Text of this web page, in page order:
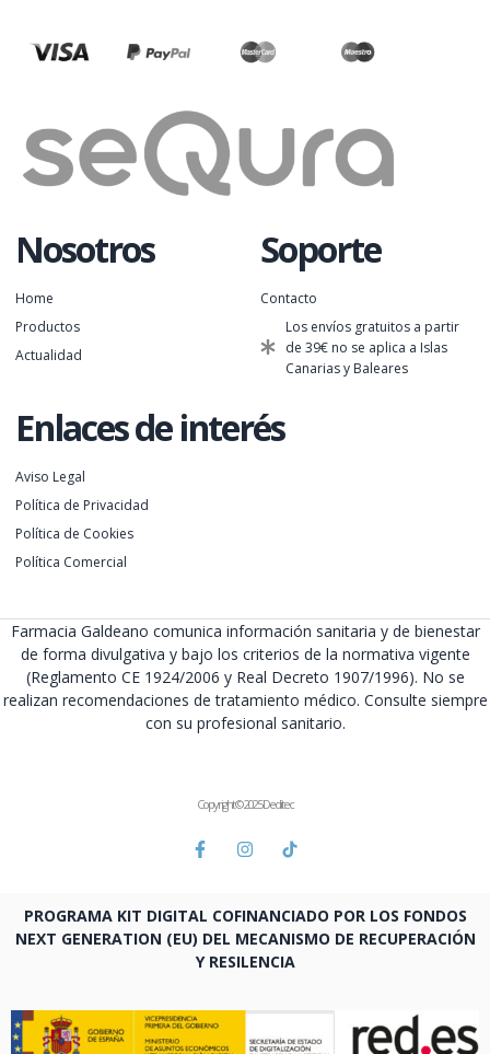
Nosotros
Home
Productos
Actualidad
Soporte
Contacto
Los envíos gratuitos a partir
de 39€ no se aplica a Islas
Canarias y Baleares
Enlaces de interés
Aviso Legal
Política de Privacidad
Política de Cookies
Política Comercial
Farmacia Galdeano comunica información sanitaria y de bienestar
de forma divulgativa y bajo los criterios de la normativa vigente
(Reglamento CE 1924/2006 y Real Decreto 1907/1996). No se
realizan recomendaciones de tratamiento médico. Consulte siempre
con su profesional sanitario.
Copyright © 2025 Deditec
PROGRAMA KIT DIGITAL COFINANCIADO POR LOS FONDOS
NEXT GENERATION (EU) DEL MECANISMO DE RECUPERACIÓN
Y RESILENCIA